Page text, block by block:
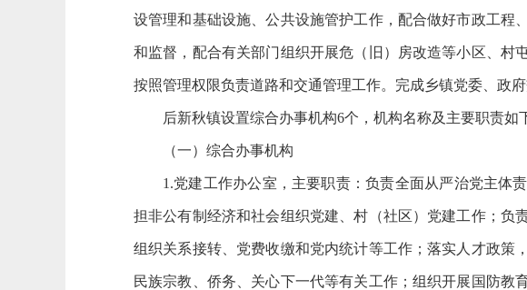
设管理和基础设施、公共设施管护工作，配合做好市政工程
和监督，配合有关部门组织开展危（旧）房改造等小区、村
按照管理权限负责道路和交通管理工作。完成乡镇党委、政府
后新秋镇设置综合办事机构6个，机构名称及主要职责如
（一）综合办事机构
1.党建工作办公室，主要职责：负责全面从严治党主体
担非公有制经济和社会组织党建、村（社区）党建工作；负
组织关系接转、党费收缴和党内统计等工作；落实人才政策
民族宗教、侨务、关心下一代等有关工作；组织开展国防教